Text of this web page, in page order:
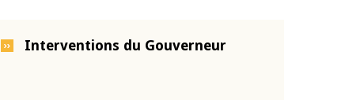
Interventions du Gouverneur